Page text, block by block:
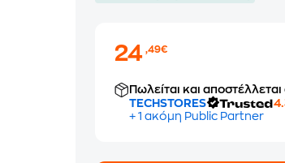
24,49€
Πωλείται και
TECHSTORES
+ 1 ακόμη Public Partner